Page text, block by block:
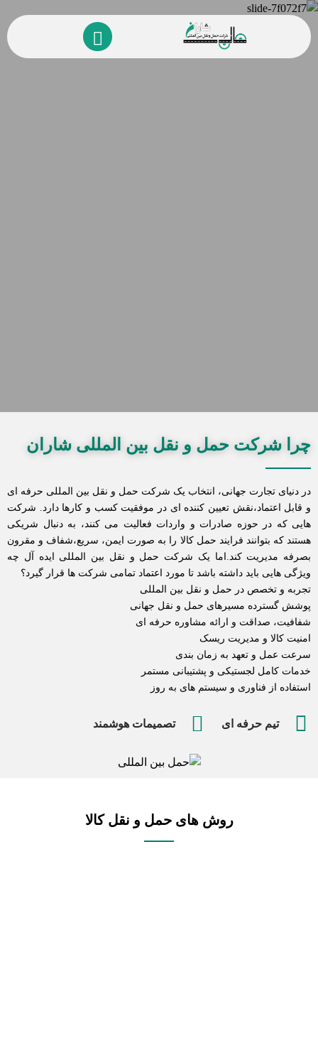
چرا شرکت حمل و نقل بین المللی شاران
در دنیای تجارت جهانی، انتخاب یک شرکت حمل و نقل بین المللی حرفه ای
و قابل اعتماد،نقش تعیین کننده ای در موفقیت کسب و کارها دارد. شرکت
هایی که در حوزه صادرات و واردات فعالیت می کنند، به دنبال شریکی
هستند که بتوانند فرایند حمل کالا را به صورت ایمن، سریع،شفاف و مقرون
بصرفه مدیریت کند.اما یک شرکت حمل و نقل بین المللی ایده آل چه
ویژگی هایی باید داشته باشد تا مورد اعتماد تمامی شرکت ها قرار گیرد؟
تجربه و تخصص در حمل و نقل بین المللی
پوشش گسترده مسیرهای حمل و نقل جهانی
شفافیت، صداقت و ارائه مشاوره حرفه ای
امنیت کالا و مدیریت ریسک
سرعت عمل و تعهد به زمان بندی
خدمات کامل لجستیکی و پشتیبانی مستمر
استفاده از فناوری و سیستم های به روز
تیم حرفه ای تصمیمات هوشمند
روش های حمل و نقل کالا